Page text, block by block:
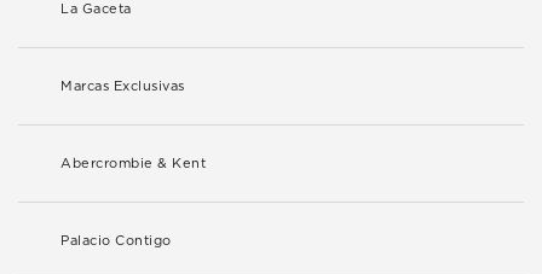
La Gaceta
Marcas Exclusivas
Abercrombie & Kent
Palacio Contigo